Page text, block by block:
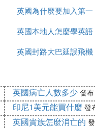
英國為什麼要加入第一
次世界大戰
英國本地人怎麼學英語
英國封路大巴延誤飛機
英國病亡人數多少 發
印尼1美元能買什麼 發
英國貴族怎麼消亡的